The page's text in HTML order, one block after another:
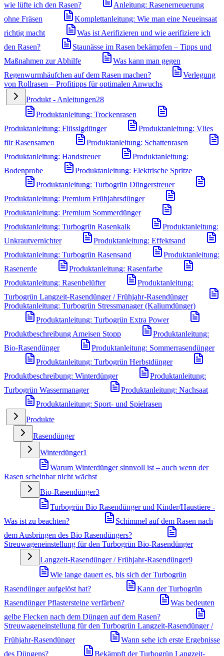
wie lüfte ich den Rasen?
Anleitung: Rasenerneuerung
ohne Fräsen
Komplettanleitung: Wie man eine Neueinsaat
richtig macht
Was ist Aerifizieren und wie aerifiziere ich
den Rasen?
Staunässe im Rasen bekämpfen – Tipps und
Maßnahmen zur Abhilfe
Was kann man gegen
Regenwurmhäufchen auf dem Rasen machen?
Verlegung
von Rollrasen – Profitipps für optimalen Anwuchs
Produkt - Anleitungen28
Produktanleitung: Trockenrasen
Produktanleitung: Flüssigdünger
Produktanleitung: Vlies
für Rasensamen
Produktanleitung: Schattenrasen
Produktanleitung: Handstreuer
Produktanleitung:
Bodenprobe
Produktanleitung: Elektrische Spritze
Produktanleitung: Turbogrün Düngerstreuer
Produktanleitung: Premium Frühjahrsdünger
Produktanleitung: Premium Sommerdünger
Produktanleitung: Turbogrün Rasenkalk
Produktanleitung:
Unkrautvernichter
Produktanleitung: Effektsand
Produktanleitung: Turbogrün Rasensand
Produktanleitung:
Rasenerde
Produktanleitung: Rasenfarbe
Produktanleitung: Rasenbelüfter
Produktanleitung:
Turbogrün Langzeit-Rasendünger / Frühjahr-Rasendünger
Produktanleitung: Turbogrün Stressmanager (Kaliumdünger)
Produktanleitung: Turbogrün Extra Power
Produktbeschreibung Ameisen Stopp
Produktanleitung:
Bio-Rasendünger
Produktanleitung: Sommerrasendünger
Produktanleitung: Turbogrün Herbstdünger
Produktbeschreibung: Winterdünger
Produktanleitung:
Turbogrün Wassermanager
Produktanleitung: Nachsaat
Produktanleitung: Sport- und Spielrasen
Produkte
Rasendünger
Winterdünger1
Warum Winterdünger sinnvoll ist – auch wenn der
Rasen scheinbar nicht wächst
Bio-Rasendünger3
Turbogrün Bio Rasendünger und Kinder/Haustiere -
Was ist zu beachten?
Schimmel auf dem Rasen nach
dem Ausbringen des Bio Rasendüngers?
Streuwageneinstellung für den Turbogrün Bio-Rasendünger
Langzeit-Rasendünger / Frühjahr-Rasendünger9
Wie lange dauert es, bis sich der Turbogrün
Rasendünger aufgelöst hat?
Kann der Turbogrün
Rasendünger Pflastersteine verfärben?
Was bedeuten
gelbe Flecken nach dem Düngen auf dem Rasen?
Streuwageneinstellung für den Turbogrün Langzeit-Rasendünger /
Frühjahr-Rasendünger
Wann sehe ich erste Ergebnisse
des Düngens?
Bekämpft der Turbogrün Langzeit-